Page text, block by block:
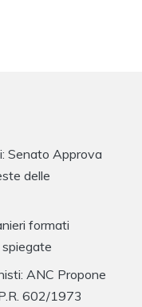
Senato Approva
delle
formati
spiegate
ANC Propone
602/1973